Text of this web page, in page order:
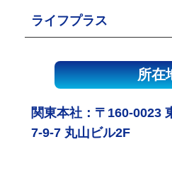
ライフプラス
所在
関東本社：〒160-0023
7-9-7 丸山ビル2F